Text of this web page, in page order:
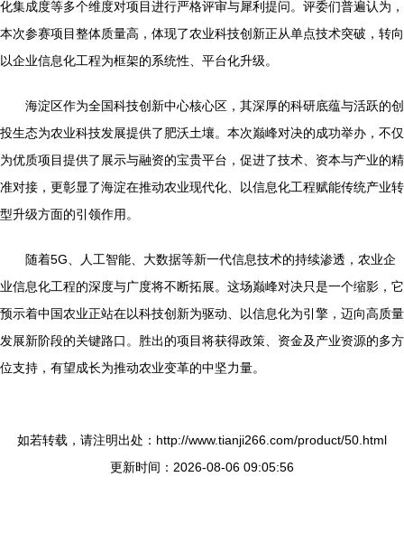
化集成度等多个维度对项目进行严格评审与犀利提问。评委们普遍认为，
本次参赛项目整体质量高，体现了农业科技创新正从单点技术突破，转向
以企业信息化工程为框架的系统性、平台化升级。
海淀区作为全国科技创新中心核心区，其深厚的科研底蕴与活跃的创
投生态为农业科技发展提供了肥沃土壤。本次巅峰对决的成功举办，不仅
为优质项目提供了展示与融资的宝贵平台，促进了技术、资本与产业的精
准对接，更彰显了海淀在推动农业现代化、以信息化工程赋能传统产业转
型升级方面的引领作用。
随着5G、人工智能、大数据等新一代信息技术的持续渗透，农业企
业信息化工程的深度与广度将不断拓展。这场巅峰对决只是一个缩影，它
预示着中国农业正站在以科技创新为驱动、以信息化为引擎，迈向高质量
发展新阶段的关键路口。胜出的项目将获得政策、资金及产业资源的多方
位支持，有望成长为推动农业变革的中坚力量。
如若转载，请注明出处：http://www.tianji266.com/product/50.html
更新时间：2026-08-06 09:05:56